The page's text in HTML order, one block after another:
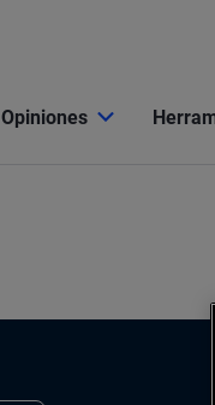
Opiniones